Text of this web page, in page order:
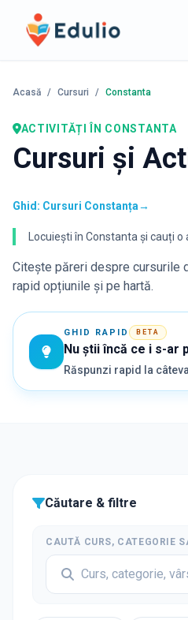
Edulio
Acasă / Cursuri / Constanta
ACTIVITĂȚI ÎN CONSTANTA
Cursuri și
Ghid: Cursuri Constanța→
Locuiești în Constanta și cauți
Citește păreri despre cursurile
rapid opțiunile și pe hartă.
GHID RAPID BETA
Nu știi încă ce i s-ar
Răspunzi rapid la
Căutare & filtre
CAUTĂ CURS, CATEGORIE